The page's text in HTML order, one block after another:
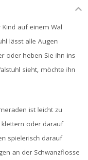
Kind auf einem Wal
lässt alle Augen
oder heben Sie ihn ins
sieht, möchte ihn
ist leicht zu
oder darauf
spielerisch darauf
an der Schwanzflosse